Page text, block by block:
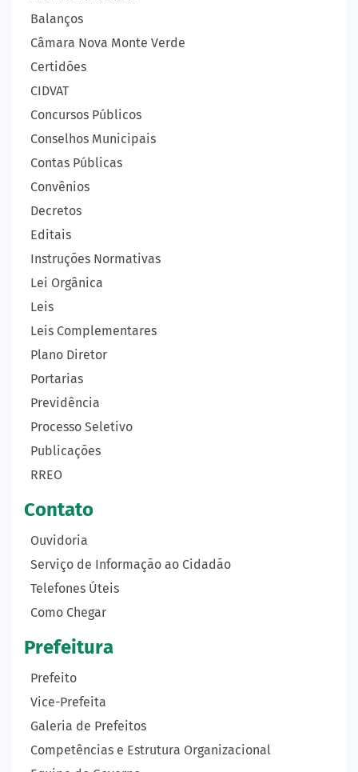
Balanços
Câmara Nova Monte Verde
Certidões
CIDVAT
Concursos Públicos
Conselhos Municipais
Contas Públicas
Convênios
Decretos
Editais
Instruções Normativas
Lei Orgânica
Leis
Leis Complementares
Plano Diretor
Portarias
Previdência
Processo Seletivo
Publicações
RREO
Contato
Ouvidoria
Serviço de Informação ao Cidadão
Telefones Úteis
Como Chegar
Prefeitura
Prefeito
Vice-Prefeita
Galeria de Prefeitos
Competências e Estrutura Organizacional